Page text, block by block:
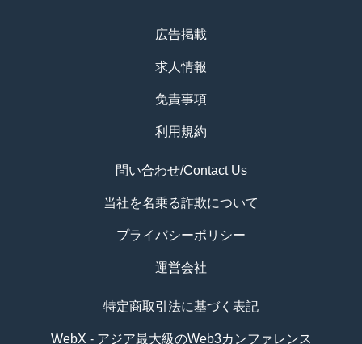
広告掲載
求人情報
免責事項
利用規約
問い合わせ/Contact Us
当社を名乗る詐欺について
プライバシーポリシー
運営会社
特定商取引法に基づく表記
WebX - アジア最大級のWeb3カンファレンス